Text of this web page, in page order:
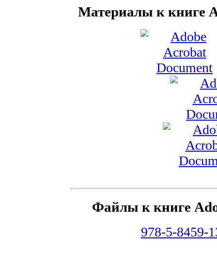
Материалы к книге
Файлы к книге
978-5-8459-